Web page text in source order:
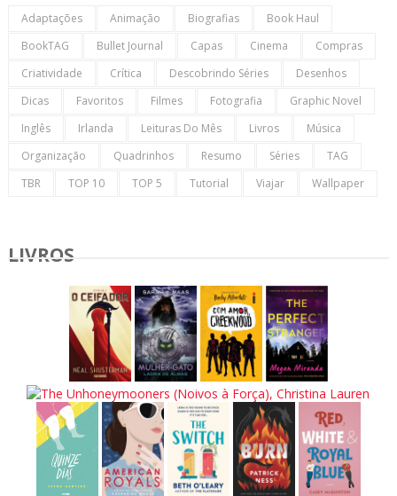
Adaptações Animação Biografias
Book Haul
BookTAG
Bullet Journal Capas Cinema
Compras
Criatividade
Crítica Descobrindo Séries
Desenhos
Dicas
Favoritos Filmes Fotografia
Graphic Novel
Inglês
Irlanda Leituras Do Mês Livros
Música
Organização
Quadrinhos Resumo Séries
TAG
TBR
TOP 10 TOP 5 Tutorial Viajar Wallpaper
LIVROS